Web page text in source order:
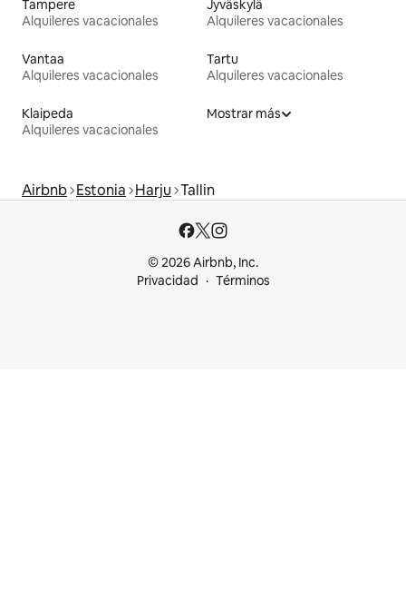
Tampere
Alquileres vacacionales
Jyväskylä
Alquileres vacacionales
Vantaa
Alquileres vacacionales
Tartu
Alquileres vacacionales
Klaipeda
Alquileres vacacionales
Mostrar más
Airbnb Estonia Harju Tallin
© 2026 Airbnb, Inc.
Privacidad
Términos